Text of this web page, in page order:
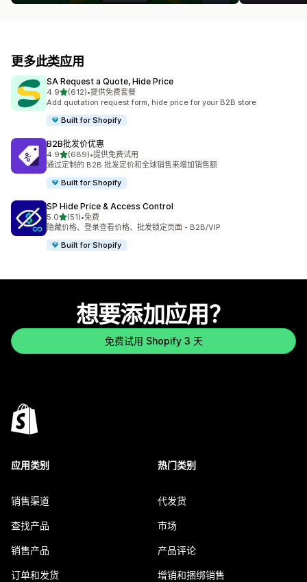
更多此类应用
SA Request a Quote, Hide Price
4.9星（满分 5 星）
(612)
总共 612 条评论
•提供免费套餐
Add quotation request form, hide price for your B2B store
Built for Shopify
B2B批发价优惠
4.9星（满分 5 星）
(689)
总共 689 条评论
•提供免费试用
通过定制的 B2B 批发定价和全球销售来增加销售额
Built for Shopify
SP Hide Price & Access Control
5.0星（满分 5 星）
(51)
总共 51 条评论
•免费
隐藏价格、登录查看价格、批发锁定页面 - B2B/VIP
Built for Shopify
想要添加应用？
免费试用 Shopify 3 天
应用类别
销售渠道
查找产品
销售产品
订单和发货
热门类别
代发货
市场
产品评论
增销和捆绑销售